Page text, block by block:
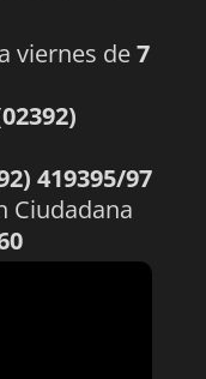
viernes de7
419395/97
Ciudadana